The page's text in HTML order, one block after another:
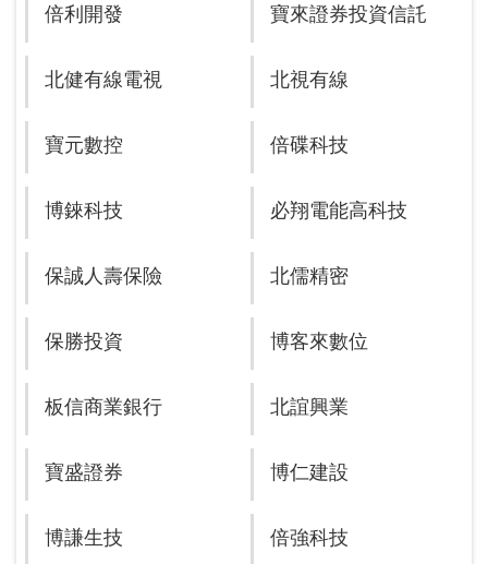
倍利開發 寶來證券投資信託
北健有線電視 北視有線
寶元數控 倍碟科技
博錸科技 必翔電能高科技
保誠人壽保險 北儒精密
保勝投資 博客來數位
板信商業銀行 北誼興業
寶盛證券 博仁建設
博謙生技 倍強科技